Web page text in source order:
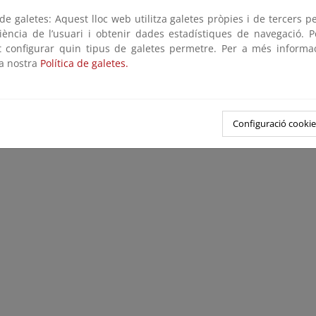
galetes: Aquest lloc web utilitza galetes pròpies i de tercers
de l’usuari i obtenir dades estadístiques de navegació.
quin tipus de galetes permetre. Per a més
nostra Política de galetes.
Configuració